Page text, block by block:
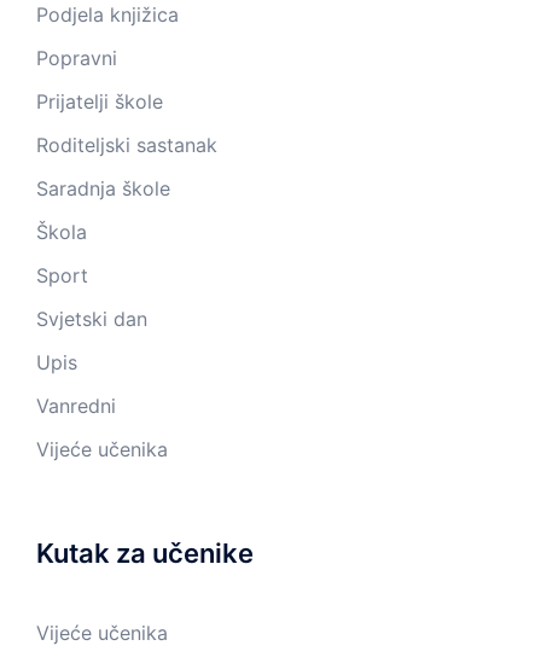
Podjela knjižica
Popravni
Prijatelji škole
Roditeljski sastanak
Saradnja škole
Škola
Sport
Svjetski dan
Upis
Vanredni
Vijeće učenika
Kutak za učenike
Vijeće učenika